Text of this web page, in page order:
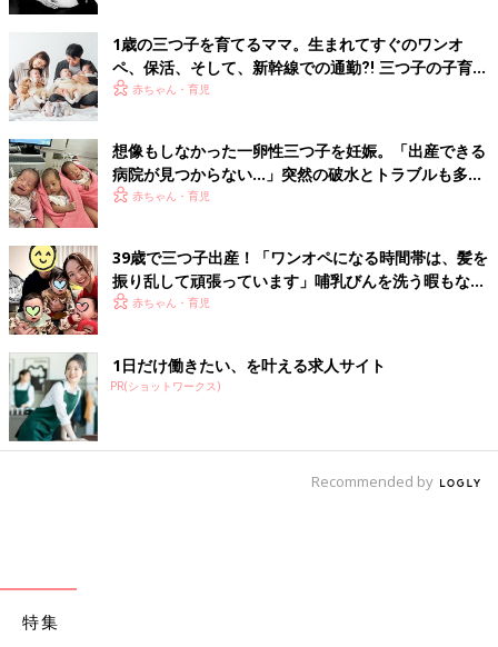
ゲームのやらせすぎは良くない！！！と言われていますが、我が
家はまわりのお友達のお家より結構やらせてしまっています…。
長～～い休校中もとってもお世話になりました。
1歳の三つ子を育てるママ。生まれてすぐのワンオ
ペ、保活、そして、新幹線での通勤⁈ 三つ子の子育て
のリアル【多胎育児体験談】
赤ちゃん・育児
想像もしなかった一卵性三つ子を妊娠。「出産できる
病院が見つからない…」突然の破水とトラブルも多数
経験！【体験談】
赤ちゃん・育児
39歳で三つ子出産！「ワンオペになる時間帯は、髪を
振り乱して頑張っています」哺乳びんを洗う暇もない
怒涛の育児とは！？【桑子英里アナ・インタビュー】
赤ちゃん・育児
1日だけ働きたい、を叶える求人サイト
PR(ショットワークス)
Recommended by
特集